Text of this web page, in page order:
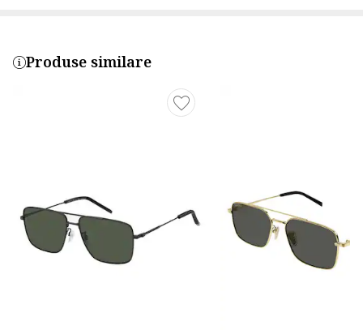
Produse similare